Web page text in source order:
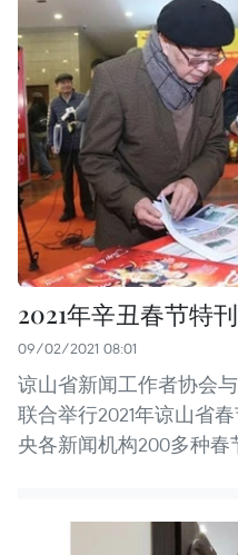
2021年辛丑春节特
09/02/2021 08:01
谅山省新闻工作者协会
联合举行2021年谅山省
央各新闻机构200多种春